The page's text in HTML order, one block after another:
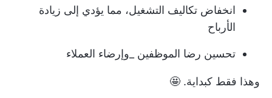
انخفاض تكاليف التشغيل، مما يؤدي إلى زيادة
الأرباح
تحسين رضا الموظفين _وإرضاء العملاء
وهذا فقط كبداية. 🤩